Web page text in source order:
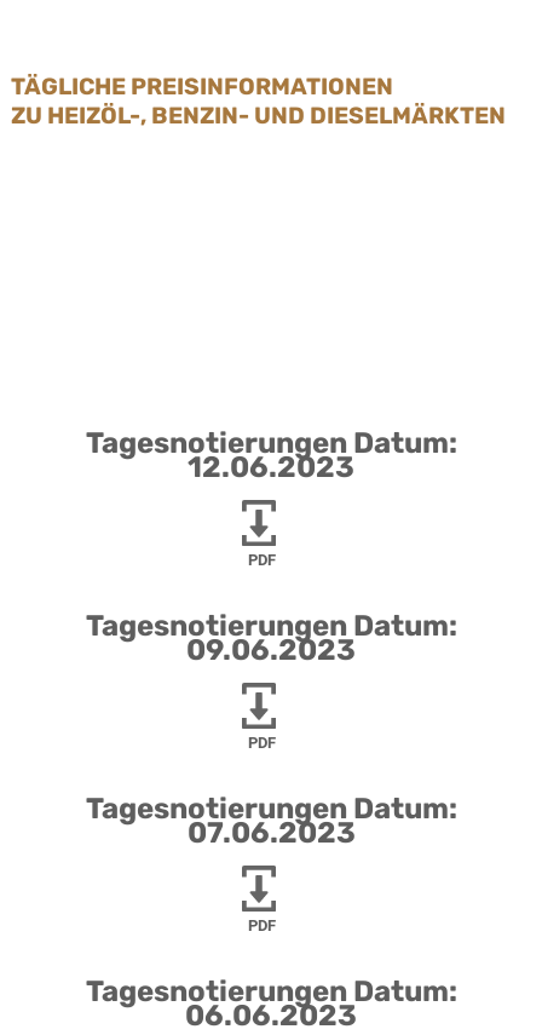
TÄGLICHE PREISINFORMATIONEN
ZU HEIZÖL-, BENZIN- UND DIESELMÄRKTEN
Tagesnotierungen Datum:
12.06.2023
PDF
Tagesnotierungen Datum:
09.06.2023
PDF
Tagesnotierungen Datum:
07.06.2023
PDF
Tagesnotierungen Datum:
06.06.2023